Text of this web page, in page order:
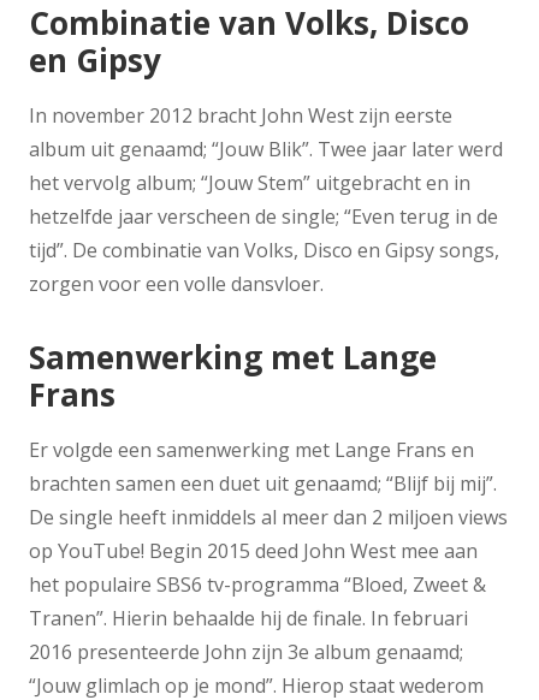
Combinatie van Volks, Disco
en Gipsy
In november 2012 bracht John West zijn eerste
album uit genaamd; “Jouw Blik”. Twee jaar later werd
het vervolg album; “Jouw Stem” uitgebracht en in
hetzelfde jaar verscheen de single; “Even terug in de
tijd”. De combinatie van Volks, Disco en Gipsy songs,
zorgen voor een volle dansvloer.
Samenwerking met Lange
Frans
Er volgde een samenwerking met Lange Frans en
brachten samen een duet uit genaamd; “Blijf bij mij”.
De single heeft inmiddels al meer dan 2 miljoen views
op YouTube! Begin 2015 deed John West mee aan
het populaire SBS6 tv-programma “Bloed, Zweet &
Tranen”. Hierin behaalde hij de finale. In februari
2016 presenteerde John zijn 3e album genaamd;
“Jouw glimlach op je mond”. Hierop staat wederom